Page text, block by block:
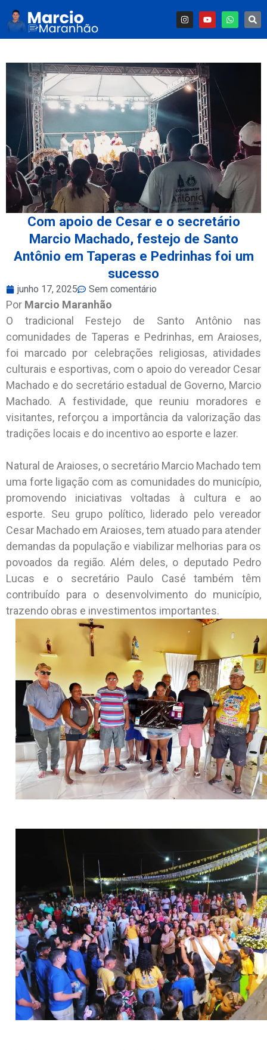
Com apoio de Cesar e o secretário
Marcio Machado, festejo de Santo
Antônio em Taperas e Pedrinhas foi um
sucesso
junho 17, 2025 Sem comentário
Por Marcio Maranhão
O tradicional Festejo de Santo Antônio nas
comunidades de Taperas e Pedrinhas, em Araioses,
foi marcado por celebrações religiosas, atividades
culturais e esportivas, com o apoio do vereador Cesar
Machado e do secretário estadual de Governo, Marcio
Machado. A festividade, que reuniu moradores e
visitantes, reforçou a importância da valorização das
tradições locais e do incentivo ao esporte e lazer.
Natural de Araioses, o secretário Marcio Machado tem
uma forte ligação com as comunidades do município,
promovendo iniciativas voltadas à cultura e ao
esporte. Seu grupo político, liderado pelo vereador
Cesar Machado em Araioses, tem atuado para atender
demandas da população e viabilizar melhorias para os
povoados da região. Além deles, o deputado Pedro
Lucas e o secretário Paulo Casé também têm
contribuído para o desenvolvimento do município,
trazendo obras e investimentos importantes.